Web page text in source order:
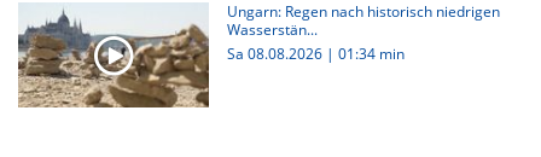
Ungarn: Regen nach historisch niedrigen
Wasserstän...
Sa 08.08.2026 | 01:34 min